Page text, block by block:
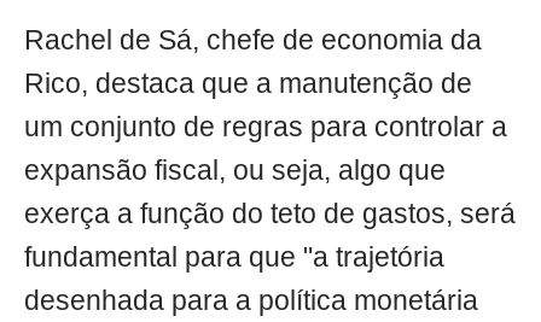
Rachel de Sá, chefe de economia da
Rico, destaca que a manutenção de
um conjunto de regras para controlar a
expansão fiscal, ou seja, algo que
exerça a função do teto de gastos, será
fundamental para que "a trajetória
desenhada para a política monetária